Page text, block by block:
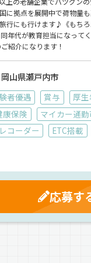
に拠点を展開中で荷物量
行にも行けます♪《もち
年代が教育担当になって
紹介になります！
岡山県瀬戸内市
者優遇 賞与 厚
康保険 マイカー通勤
コーダー ETC搭載
応募す